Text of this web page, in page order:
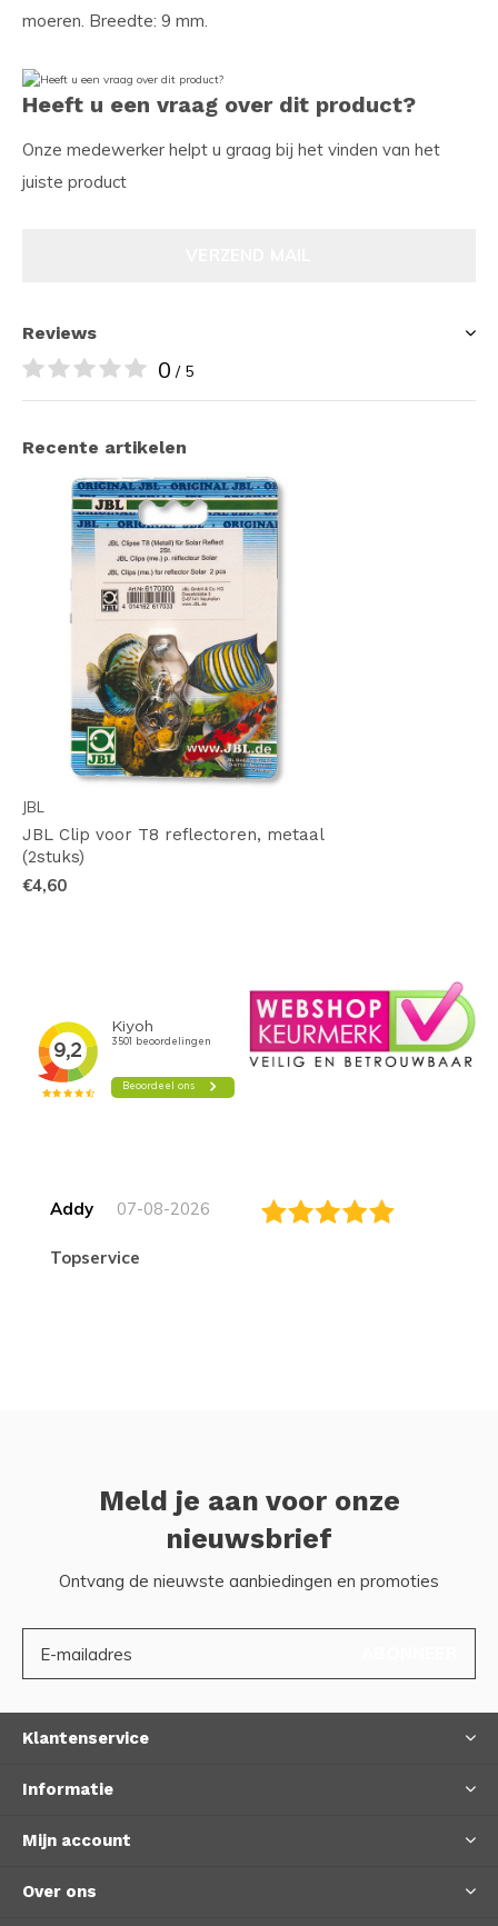
moeren. Breedte: 9 mm.
Heeft u een vraag over dit product?
Onze medewerker helpt u graag bij het vinden van het
juiste product
Reviews
0 / 5
Recente artikelen
JBL
JBL Clip voor T8 reflectoren, metaal
(2stuks)
€4,60
Addy 07-08-2026
topservice
Meld je aan voor onze
nieuwsbrief
Ontvang de nieuwste aanbiedingen en promoties
Klantenservice
Informatie
Mijn account
Over ons